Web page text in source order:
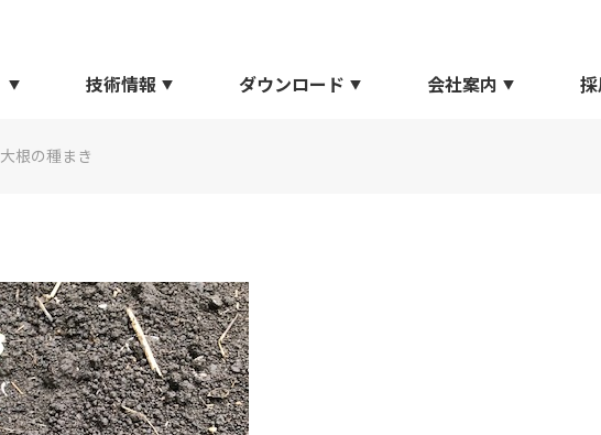
技術情報 ダウンロード 会社案内
大根の種まき